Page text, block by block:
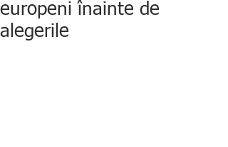
europeni înainte de
alegerile